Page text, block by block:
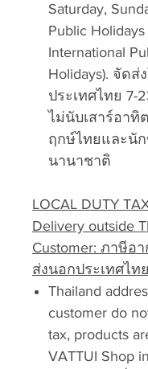
Saturday,
Public Holidays
International
Holidays). จัดส่
ประเทศไทย 7-
ไม่นับเสาร์อาทิ
ฤกษ์ไทยและนั
นานาชาติ
LOCAL DUTY
Delivery outside
Customer: ภาษีอ
ส่งนอกประเทศไทย
Thailand
customer do
tax, products
VATTUI Shop